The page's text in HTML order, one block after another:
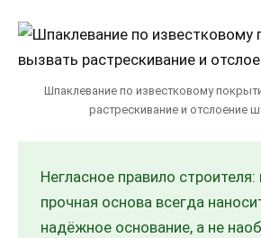
Шпаклевание по известковому
растрескивание и отслоение
Негласное правило
прочная основа всегда
надёжное основание, а не